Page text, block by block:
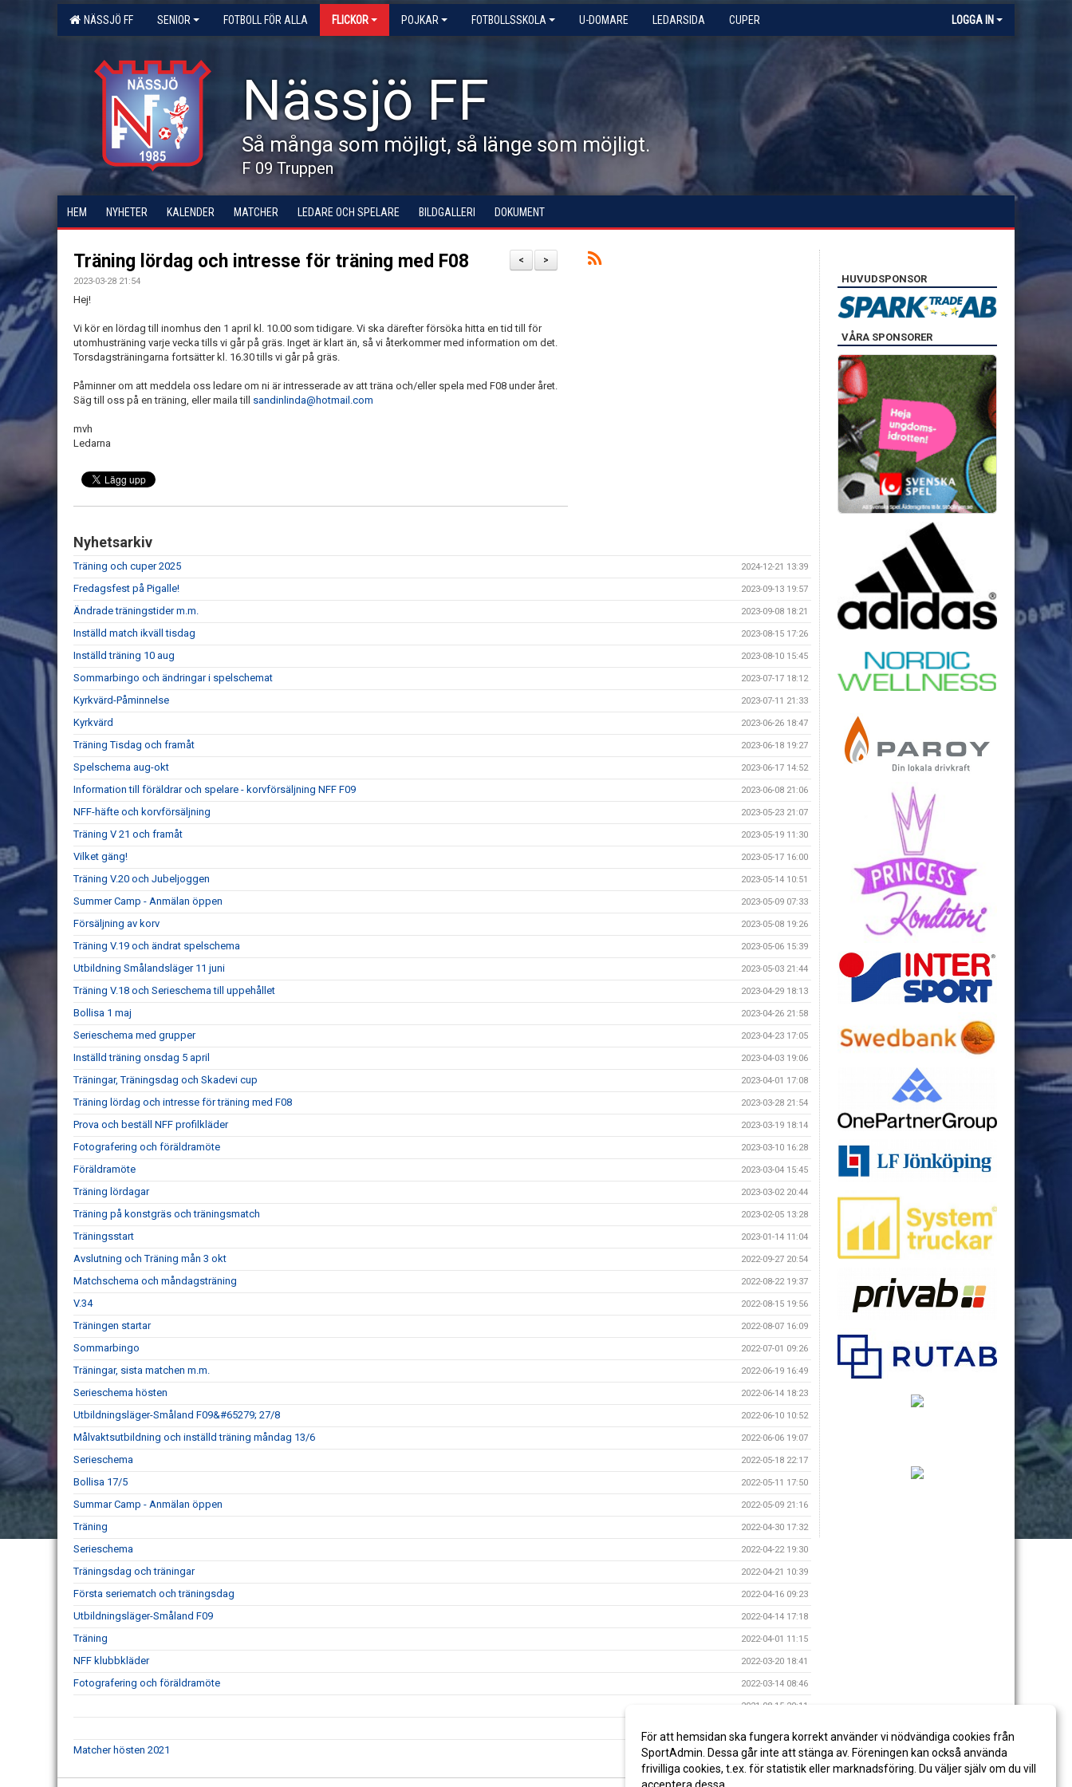
NÄSSJÖ FF SENIOR FOTBOLL FÖR ALLA FLICKOR POJKAR FOTBOLLSSKOLA U-DOMARE LEDARSIDA CUPER LOGGA IN
Nässjö FF
Så många som möjligt, så länge som möjligt.
F 09 Truppen
HEM NYHETER KALENDER MATCHER LEDARE OCH SPELARE BILDGALLERI DOKUMENT
>
<
Träning lördag och intresse för träning med F08
2023-03-28 21:54
Hej!
Vi kör en lördag till inomhus den 1 april kl. 10.00 som tidigare. Vi ska därefter försöka hitta en tid till för
utomhusträning varje vecka tills vi går på gräs. Inget är klart än, så vi återkommer med information om det.
Torsdagsträningarna fortsätter kl. 16.30 tills vi går på gräs.
Påminner om att meddela oss ledare om ni är intresserade av att träna och/eller spela med F08 under året.
Säg till oss på en träning, eller maila till sandinlinda@hotmail.com
mvh
Ledarna
Nyhetsarkiv
Träning och cuper 2025 2024-12-21 13:39
Fredagsfest på Pigalle! 2023-09-13 19:57
Ändrade träningstider m.m. 2023-09-08 18:21
Inställd match ikväll tisdag 2023-08-15 17:26
Inställd träning 10 aug 2023-08-10 15:45
Sommarbingo och ändringar i spelschemat 2023-07-17 18:12
Kyrkvärd-Påminnelse 2023-07-11 21:33
Kyrkvärd 2023-06-26 18:47
Träning Tisdag och framåt 2023-06-18 19:27
Spelschema aug-okt 2023-06-17 14:52
Information till föräldrar och spelare - korvförsäljning NFF F09 2023-06-08 21:06
NFF-häfte och korvförsäljning 2023-05-23 21:07
Träning V 21 och framåt 2023-05-19 11:30
Vilket gäng! 2023-05-17 16:00
Träning V.20 och Jubeljoggen 2023-05-14 10:51
Summer Camp - Anmälan öppen 2023-05-09 07:33
Försäljning av korv 2023-05-08 19:26
Träning V.19 och ändrat spelschema 2023-05-06 15:39
Utbildning Smålandsläger 11 juni 2023-05-03 21:44
Träning V.18 och Serieschema till uppehållet 2023-04-29 18:13
Bollisa 1 maj 2023-04-26 21:58
Serieschema med grupper 2023-04-23 17:05
Inställd träning onsdag 5 april 2023-04-03 19:06
Träningar, Träningsdag och Skadevi cup 2023-04-01 17:08
Träning lördag och intresse för träning med F08 2023-03-28 21:54
Prova och beställ NFF profilkläder 2023-03-19 18:14
Fotografering och föräldramöte 2023-03-10 16:28
Föräldramöte 2023-03-04 15:45
Träning lördagar 2023-03-02 20:44
Träning på konstgräs och träningsmatch 2023-02-05 13:28
Träningsstart 2023-01-14 11:04
Avslutning och Träning mån 3 okt 2022-09-27 20:54
Matchschema och måndagsträning 2022-08-22 19:37
V.34 2022-08-15 19:56
Träningen startar 2022-08-07 16:09
Sommarbingo 2022-07-01 09:26
Träningar, sista matchen m.m. 2022-06-19 16:49
Serieschema hösten 2022-06-14 18:23
Utbildningsläger-Småland F09&#65279; 27/8 2022-06-10 10:52
Målvaktsutbildning och inställd träning måndag 13/6 2022-06-06 19:07
Serieschema 2022-05-18 22:17
Bollisa 17/5 2022-05-11 17:50
Summar Camp - Anmälan öppen 2022-05-09 21:16
Träning 2022-04-30 17:32
Serieschema 2022-04-22 19:30
Träningsdag och träningar 2022-04-21 10:39
Första seriematch och träningsdag 2022-04-16 09:23
Utbildningsläger-Småland F09 2022-04-14 17:18
Träning 2022-04-01 11:15
NFF klubbkläder 2022-03-20 18:41
Fotografering och föräldramöte 2022-03-14 08:46
2021-08-15 20:11
Matcher hösten 2021 2021-08-09 17:55
HUVUDSPONSOR
VÅRA SPONSORER
För att hemsidan ska fungera korrekt använder vi nödvändiga cookies från
SportAdmin. Dessa går inte att stänga av. Föreningen kan också använda
frivilliga cookies, t.ex. för statistik eller marknadsföring. Du väljer själv om du vill